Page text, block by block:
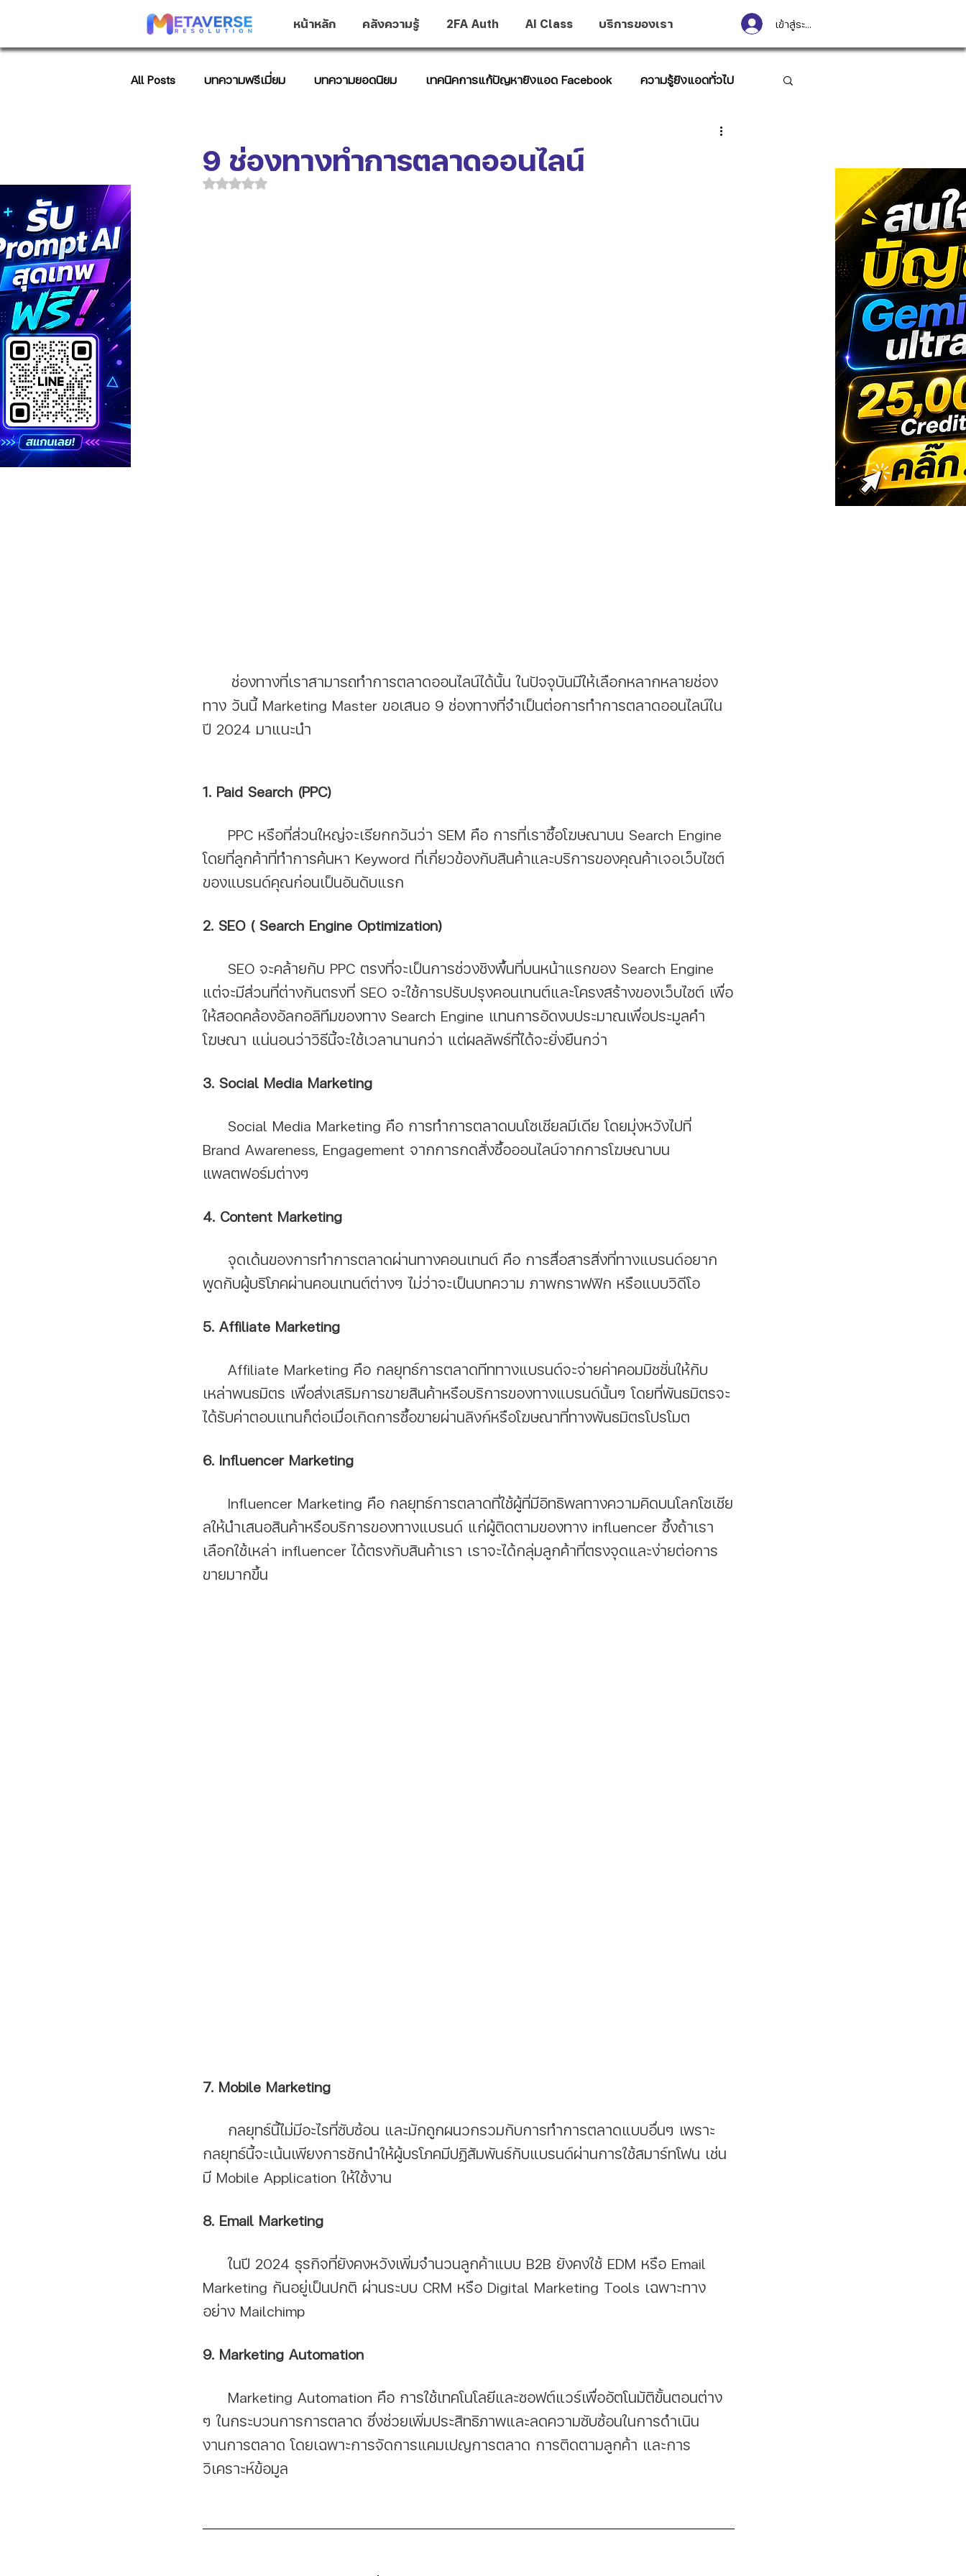
หน้าหลัก คลังความรู้ 2FA Auth AI Class บริการของเรา เข้าสู่ระบบ
All Posts บทความพรีเมี่ยม บทความยอดนิยม เทคนิคการแก้ปัญหายิงแอด Facebook ความรู้ยิงแอดทั่วไป
9 ช่องทางทำการตลาดออนไลน์
ได้รับ NaN เต็ม 5 ดาว
ช่องทางที่เราสามารถทำการตลาดออนไลน์ได้นั้น ในปัจจุบันมีให้เลือกหลากหลายช่อง
ทาง วันนี้ Marketing Master ขอเสนอ 9 ช่องทางที่จำเป็นต่อการทำการตลาดออนไลน์ใน
ปี 2024 มาแนะนำ
1. Paid Search (PPC)
โดยที่ลูกค้าที่ทำการค้นหา Keyword ที่เกี่ยวข้องกับสินค้าและบริการของคุณค้าเจอเว็บไซต์
ของแบรนด์คุณก่อนเป็นอันดับแรก
2. SEO ( Search Engine Optimization)
แต่จะมีส่วนที่ต่างกันตรงที่ SEO จะใช้การปรับปรุงคอนเทนต์และโครงสร้างของเว็บไซต์ เพื่อ
ให้สอดคล้องอัลกอลิทึมของทาง Search Engine แทนการอัดงบประมาณเพื่อประมูลคำ
โฆษณา แน่นอนว่าวิธีนี้จะใช้เวลานานกว่า แต่ผลลัพธ์ที่ได้จะยั่งยืนกว่า
3. Social Media Marketing
Brand Awareness, Engagement จากการกดสั่งซื้อออนไลน์จากการโฆษณาบน
แพลตฟอร์มต่างๆ
4. Content Marketing
พูดกับผู้บริโภคผ่านคอนเทนต์ต่างๆ ไม่ว่าจะเป็นบทความ ภาพกราฟฟิก หรือแบบวิดีโอ
5. Affiliate Marketing
เหล่าพนธมิตร เพื่อส่งเสริมการขายสินค้าหรือบริการของทางแบรนด์นั้นๆ โดยที่พันธมิตรจะ
ได้รับค่าตอบแทนก็ต่อเมื่อเกิดการซื้อขายผ่านลิงก์หรือโฆษณาที่ทางพันธมิตรโปรโมต
6. Influencer Marketing
ลให้นำเสนอสินค้าหรือบริการของทางแบรนด์ แก่ผู้ติดตามของทาง influencer ซึ้งถ้าเรา
เลือกใช้เหล่า influencer ได้ตรงกับสินค้าเรา เราจะได้กลุ่มลูกค้าที่ตรงจุดและง่ายต่อการ
ขายมากขึ้น
7. Mobile Marketing
กลยุทธ์นี้จะเน้นเพียงการชักนำให้ผู้บรโภคมีปฏิสัมพันธ์กับแบรนด์ผ่านการใช้สมาร์ทโฟน เช่น
มี Mobile Application ให้ใช้งาน
8. Email Marketing
     ในปี 2024 ธุรกิจที่ยังคงหวังเพิ่มจำนวนลูกค้าแบบ B2B ยังคงใช้ EDM หรือ Email
Marketing กันอยู่เป็นปกติ ผ่านระบบ CRM หรือ Digital Marketing Tools เฉพาะทาง
อย่าง Mailchimp
9. Marketing Automation
ๆ ในกระบวนการการตลาด ซึ่งช่วยเพิ่มประสิทธิภาพและลดความซับซ้อนในการดำเนิน
งานการตลาด โดยเฉพาะการจัดการแคมเปญการตลาด การติดตามลูกค้า และการ
วิเคราะห์ข้อมูล